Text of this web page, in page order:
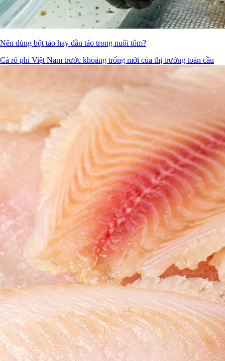
Nên dùng bột tảo hay dầu tảo trong nuôi tôm?
Cá rô phi Việt Nam trước khoảng trống mới của thị trường toàn cầu